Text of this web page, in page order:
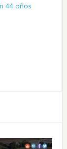
44 años